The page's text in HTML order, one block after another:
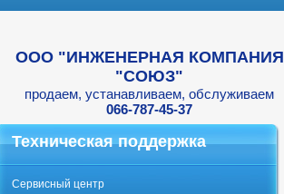
ООО "ИНЖЕНЕРНАЯ КОМПАНИЯ
"СОЮЗ"
продаем, устанавливаем, обслуживаем
066-787-45-37
Техническая поддержка
Сервисный центр